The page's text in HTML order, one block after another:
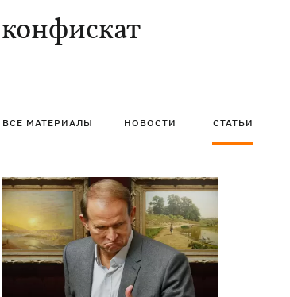
конфискат
ВСЕ МАТЕРИАЛЫ НОВОСТИ СТАТЬИ